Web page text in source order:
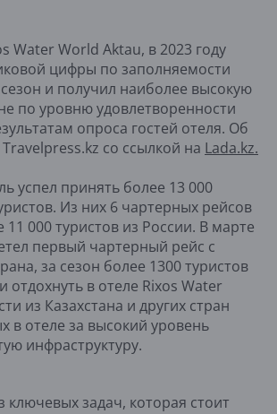
Water World Aktau, в 2023 году
цифры по заполняемости
и получил наиболее высокую
по уровню удовлетворенности
опроса гостей отеля. Об
со ссылкой на Lada.kz.
успел принять более 13 000
Из них 6 чартерных рейсов
11 000 туристов из России. В марте
первый чартерный рейс с
за сезон более 1300 туристов
отдохнуть в отеле Rixos Water
из Казахстана и других стран
в отеле за высокий уровень
инфраструктуру.
ключевых задач, которая стоит